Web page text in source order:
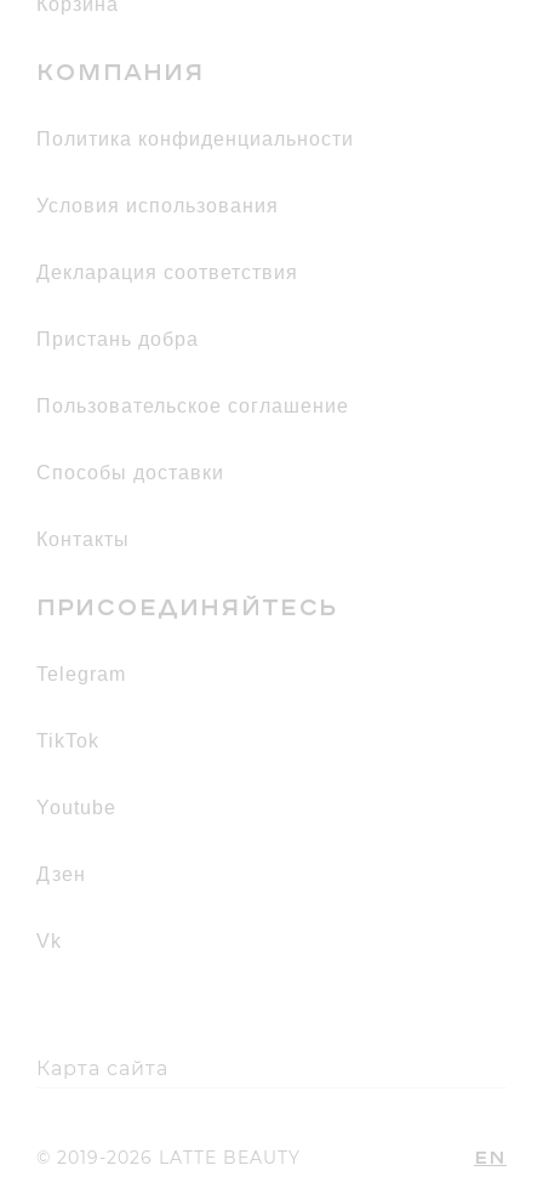
КОМПАНИЯ
политика конфиденциальности
условия использования
декларация соответствия
Пристань добра
Пользовательское соглашение
Способы доставки
Контакты
ПРИСОЕДИНЯЙТЕСЬ
telegram
TikTok
youtube
дзен
vk
Карта сайта
© 2019-2026 LATTE BEAUTY EN